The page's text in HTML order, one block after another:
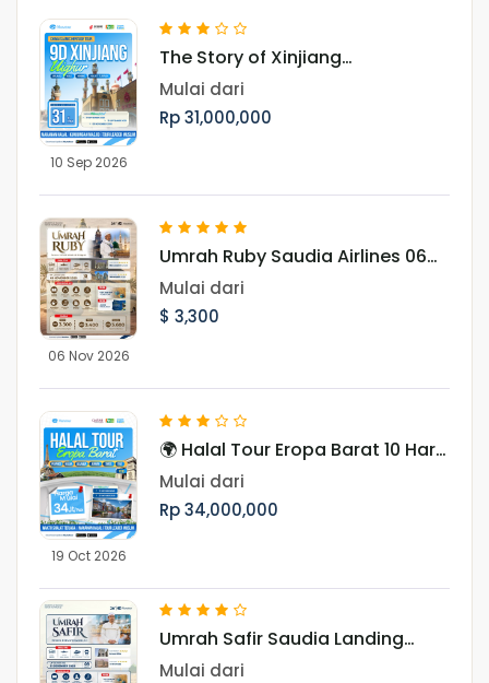
10 Sep 2026
The Story of Xinjiang
UighurMenjelajah Pesona Jalur
Sutra, Pegunungan Tianshan,
dan Budaya Muslim Uighur
Mulai dari
Rp 31,000,000
06 Nov 2026
Umrah Ruby Saudia Airlines 06
November 2026
Mulai dari
$ 3,300
19 Oct 2026
🌍 Halal Tour Eropa Barat 10 Hari
Menjelajahi 7 Negara, Ikon Dunia,
dan Pesona Musim Gugur Eropa
Mulai dari
Rp 34,000,000
Umrah Safir Saudia Landing
Jeddah 21 Desember 2026
Mulai dari